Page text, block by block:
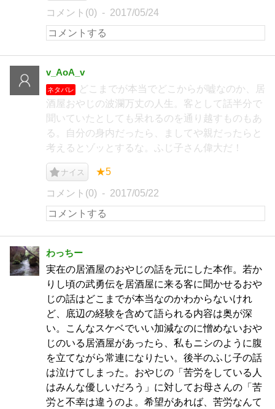
コメント(0) 2017/05/24
v_AoA_v
ネタバレ
どこまでが本当でどこからが嘘なのか、居
酒屋おやじの波瀾万丈の人生。客として話半分で
聞いていたとしても呆れるのを通り越すものもあ
る。自分の身内だったら、ましてや親だったらと
考えるとゾッとするな。ふじ子さん偉大だ！
ナイス ★5
コメント(0) 2017/05/22
わっちー
実在の居酒屋のおやじの話を元にした本作。若か
りし頃の武勇伝を居酒屋に来る客に聞かせるおや
じの話はどこまでが本当なのかわからないけれ
ど、底辺の経験を含めて語られる内容は奥が深
い。こんなスケベでいい加減なのに憎めないおや
じのいる居酒屋があったら、私もニシのように腹
を立てながら常連になりたい。後半のふじ子の話
は泣けてしまった。おやじの「苦労をしている人
はみんな優しいだろう」に対してお母さんの「苦
労と不幸は違うのよ。希望があれば、苦労なんて